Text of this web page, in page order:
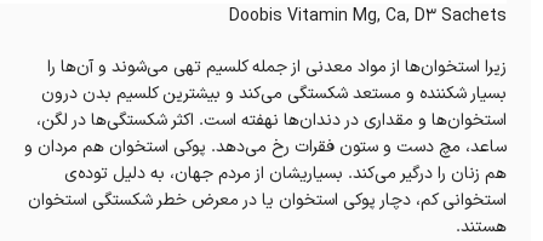
Doobis Vitamin Mg, Ca, D3 Sachets
زیرا استخوان‌ها از مواد معدنی از جمله کلسیم تهی می‌شوند و آن‌ها را
بسیار شکننده و مستعد شکستگی می‌کند و بیشترین کلسیم بدن درون
استخوان‌ها و مقداری در دندان‌ها نهفته است. اکثر شکستگی‌ها در لگن،
ساعد، مچ دست و ستون فقرات رخ می‌دهد. پوکی استخوان هم مردان و
هم زنان را درگیر می‌کند. بسیاریشان از مردم جهان، به دلیل توده‌ی
استخوانی کم، دچار پوکی استخوان یا در معرض خطر شکستگی استخوان
هستند.